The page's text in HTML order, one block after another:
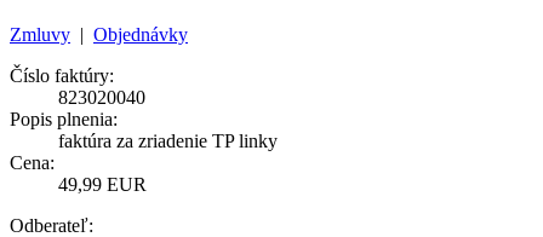
Zmluvy | Objednávky
Číslo faktúry:
823020040
Popis plnenia:
faktúra za zriadenie TP linky
Cena:
49,99 EUR
Odberateľ: